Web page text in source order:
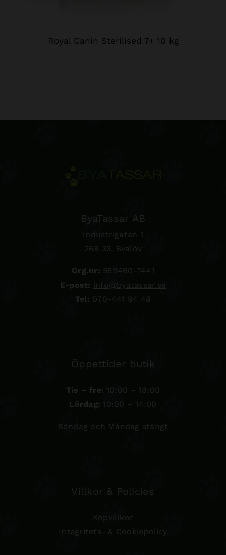
Royal Canin Sterilised 7+ 10 kg
ByaTassar AB
Industrigatan 1
268 33, Svalöv
Org.nr: 559460-7441
E-post: info@byatassar.se
Tel: 070-441 94 48
Öppettider butik
Tis – fre: 10:00 – 18:00
Lördag: 10:00 – 14:00
Söndag och Måndag stängt
Villkor & Policies
Köpvillkor
Integritets- & Cookiepolicy